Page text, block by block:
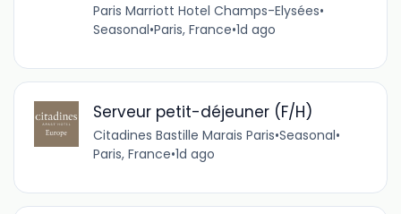
Paris Marriott Hotel Champs-Elysées•
Seasonal•Paris, France•1d ago
Serveur petit-déjeuner (F/H)
Citadines Bastille Marais Paris•Seasonal•
Paris, France•1d ago